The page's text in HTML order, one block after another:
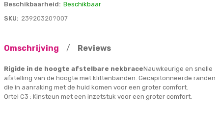
Beschikbaarheid: Beschikbaar
SKU: 23920320?007
Omschrijving / Reviews
Rigide in de hoogte afstelbare nekbraceNauwkeurige en snelle
afstelling van de hoogte met klittenbanden. Gecapitonneerde randen
die in aanraking met de huid komen voor een groter comfort.
Ortel C3 : Kinsteun met een inzetstuk voor een groter comfort.